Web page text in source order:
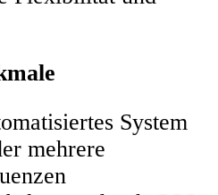
System
mehrere